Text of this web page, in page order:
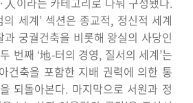
세계’ 섹션은 종교적, 정신적 세계
궁궐건축을 비롯해 왕실의 사당인
번째 ‘地-터의 경영, 질서의 세계’는
건축을 포함한 지배 권력에 의한 통
되돌아본다. 마지막으로 서원과 정